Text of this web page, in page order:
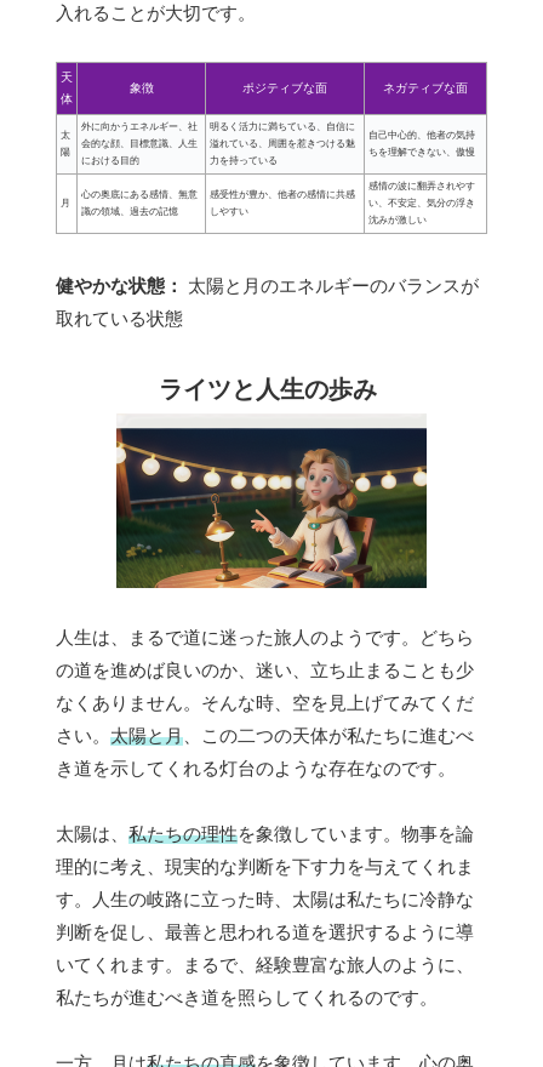
入れることが大切です。
天
体
象徴 ポジティブな面 ネガティブな面
太
陽
外に向かうエネルギー、社
会的な顔、目標意識、人生
における目的
明るく活力に満ちている、自信に
溢れている、周囲を惹きつける魅
力を持っている
自己中心的、他者の気持
ちを理解できない、傲慢
月
心の奥底にある感情、無意
識の領域、過去の記憶
感受性が豊か、他者の感情に共感
しやすい
感情の波に翻弄されやす
い、不安定、気分の浮き
沈みが激しい
健やかな状態：
太陽と月のエネルギーのバランスが
取れている状態
ライツと人生の歩み
人生は、まるで道に迷った旅人のようです。どちら
の道を進めば良いのか、迷い、立ち止まることも少
なくありません。そんな時、空を見上げてみてくだ
さい。 太陽と月 、この二つの天体が私たちに進むべ
き道を示してくれる灯台のような存在なのです。
太陽は、 私たちの理性を象徴しています。物事を論
理的に考え、現実的な判断を下す力を与えてくれま
す。人生の岐路に立った時、太陽は私たちに冷静な
判断を促し、最善と思われる道を選択するように導
いてくれます。まるで、経験豊富な旅人のように、
私たちが進むべき道を照らしてくれるのです。